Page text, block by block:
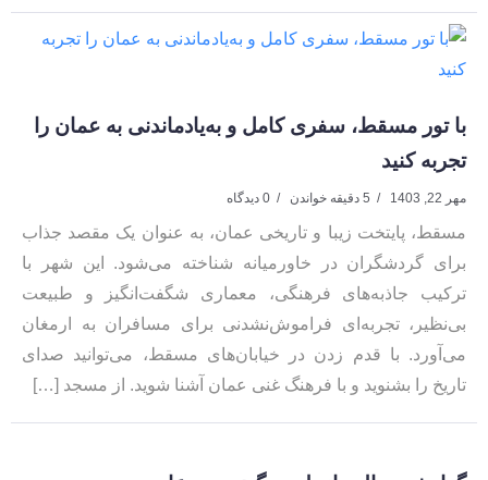
با تور مسقط، سفری کامل و به‌یادماندنی به عمان را
تجربه کنید
مهر 22, 1403 5 دقیقه خواندن 0 دیدگاه
مسقط، پایتخت زیبا و تاریخی عمان، به عنوان یک مقصد جذاب
برای گردشگران در خاورمیانه شناخته می‌شود. این شهر با
ترکیب جاذبه‌های فرهنگی، معماری شگفت‌انگیز و طبیعت
بی‌نظیر، تجربه‌ای فراموش‌نشدنی برای مسافران به ارمغان
می‌آورد. با قدم زدن در خیابان‌های مسقط، می‌توانید صدای
تاریخ را بشنوید و با فرهنگ غنی عمان آشنا شوید. از مسجد […]